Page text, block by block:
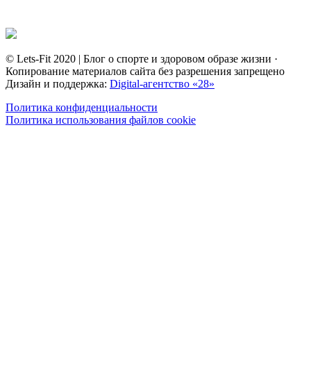
© Lets-Fit 2020 | Блог о спорте и здоровом образе жизни ·
Копирование материалов сайта без разрешения запрещено
Дизайн и поддержка: Digital-агентство «28»
Политика конфиденциальности
Политика использования файлов cookie